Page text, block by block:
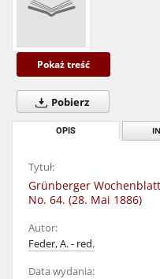
Pokaż treść
Pobierz
OPIS
Tytuł:
Grünberger
No. 64. (28. Mai 1886)
Autor:
Feder, A. - red.
Data wydania: